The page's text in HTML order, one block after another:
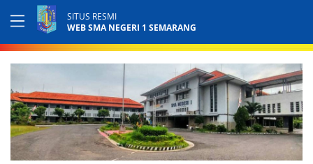
SITUS RESMI
WEB SMA NEGERI 1 SEMARANG